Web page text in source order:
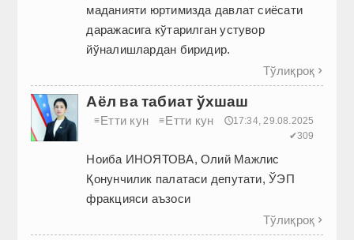
маданияти юртимизда давлат сиёсати
даражасига кўтарилган устувор
йўналишлардан биридир.
Тўлиқроқ 
Аёл ва табиат ўхшаш
≡Етти кун ≡Етти кун
🕔17:34, 29.08.2025
✔309
Ноиба ИНОЯТОВА, Олий Мажлис
Қонунчилик палатаси депутати, ЎЭП
фракцияси аъзоси
Тўлиқроқ 